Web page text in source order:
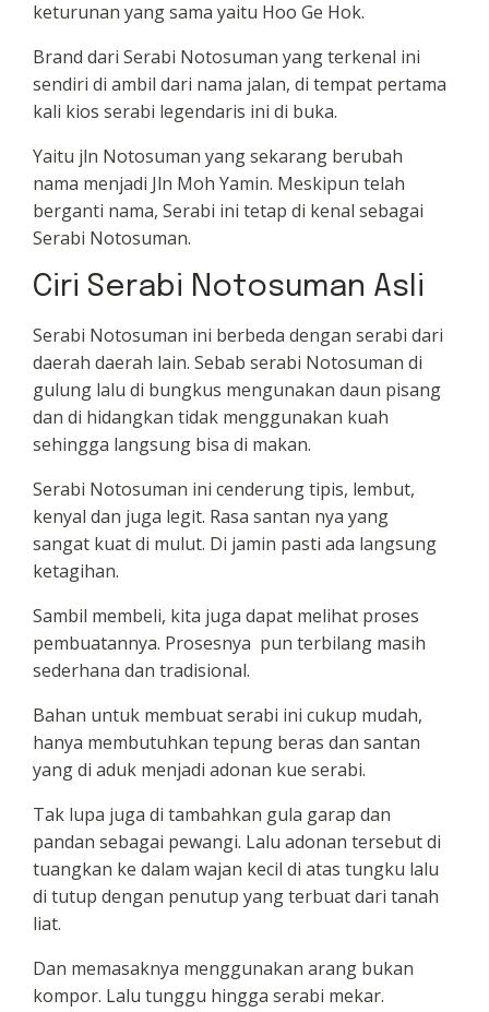
keturunan yang sama yaitu Hoo Ge Hok.
Brand dari Serabi Notosuman yang terkenal ini
sendiri di ambil dari nama jalan, di tempat pertama
kali kios serabi legendaris ini di buka.
Yaitu jln Notosuman yang sekarang berubah
nama menjadi Jln Moh Yamin. Meskipun telah
berganti nama, Serabi ini tetap di kenal sebagai
Serabi Notosuman.
Ciri Serabi Notosuman Asli
Serabi Notosuman ini berbeda dengan serabi dari
daerah daerah lain. Sebab serabi Notosuman di
gulung lalu di bungkus mengunakan daun pisang
dan di hidangkan tidak menggunakan kuah
sehingga langsung bisa di makan.
Serabi Notosuman ini cenderung tipis, lembut,
kenyal dan juga legit. Rasa santan nya yang
sangat kuat di mulut. Di jamin pasti ada langsung
ketagihan.
Sambil membeli, kita juga dapat melihat proses
pembuatannya. Prosesnya pun terbilang masih
sederhana dan tradisional.
Bahan untuk membuat serabi ini cukup mudah,
hanya membutuhkan tepung beras dan santan
yang di aduk menjadi adonan kue serabi.
Tak lupa juga di tambahkan gula garap dan
pandan sebagai pewangi. Lalu adonan tersebut di
tuangkan ke dalam wajan kecil di atas tungku lalu
di tutup dengan penutup yang terbuat dari tanah
liat.
Dan memasaknya menggunakan arang bukan
kompor. Lalu tunggu hingga serabi mekar.